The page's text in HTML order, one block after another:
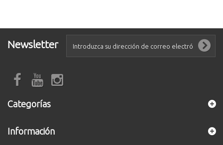
Newsletter
Categorías
Información